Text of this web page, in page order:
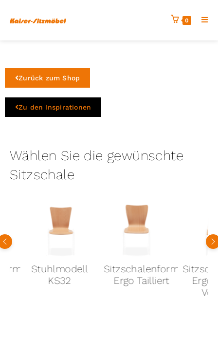
0
Zurück zum Shop
Zu den Inspirationen
Wählen Sie die gewünschte
Sitzschale
Stuhlmodell
KS32
Sitzschalenform
Ergo Tailliert
Ergo